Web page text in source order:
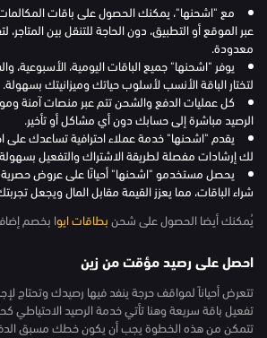
مع "اشحنها"، يمكنك الحصول على باقات
عبر الموقع أو التطبيق، دون الحاجة للتنقل بين
معدودة.
يوفر "اشحنها" جميع الباقات اليومية، الأسبوعية،
لتختار الباقة الأنسب لأسلوب حياتك وميزانيتك بسهولة.
كل عمليات الدفع والشحن تتم عبر منصات آمنة
الرصيد مباشرة إلى حسابك دون أي مشاكل أو تأخير.
يقدم "اشحنها" خدمة عملاء احترافية تساعدك على
لك إرشادات مفصلة لطريقة الاشتراك والتفعيل
يحصل مستخدمو "اشحنها" أحيانًا على عروض حصرية
شراء الباقات، مما يعزز القيمة مقابل المال ويجعل
يُمكنك أيضا الحصول على شحنبطاقات ايوا بخصم
احصل على رصيد مؤقت من زين
تتعرض أحياناً لمواقف حرجة ينفد فيها رصيدك وتحتاج
تفعيل باقة سريعة وهنا تأتي خدمة الرصيد
تتمكن من هذه الخطوة يجب أن يكون خطك مسبق